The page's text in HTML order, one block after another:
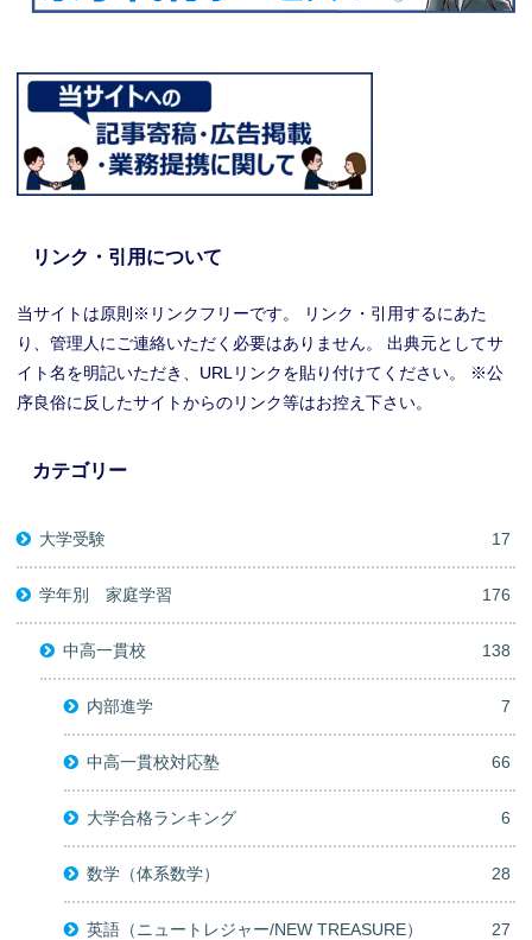
リンク・引用について
当サイトは原則※リンクフリーです。 リンク・引用するにあた
り、管理人にご連絡いただく必要はありません。 出典元としてサ
イト名を明記いただき、URLリンクを貼り付けてください。 ※公
序良俗に反したサイトからのリンク等はお控え下さい。
カテゴリー
大学受験 17
学年別 家庭学習 176
中高一貫校 138
内部進学 7
中高一貫校対応塾 66
大学合格ランキング 6
数学（体系数学） 28
英語（ニュートレジャー/NEW TREASURE） 27